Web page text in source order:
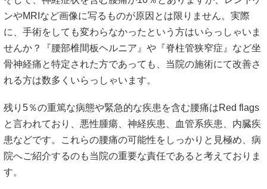
ンやMRIなど画像に写るものが原因とは限りません。実際
に、手術をしても変わらなかったという方はいらっしゃいま
せんか？『腰部椎間板ヘルニア』や『脊柱管狭窄症』など坐
骨神経痛と特定された方であっても、当院の施術にて改善さ
れる方は数多くいらっしゃいます。
残り5％の重篤な病態や緊急的な疾患を含む腰痛はRed flags
と言われており、悪性腫瘍、神経疾患、血管系疾患、内臓疾
患などです。これらの腰痛の可能性をしっかりと見極め、病
院へご紹介するのも当院の重要な責任であると考えておりま
す。